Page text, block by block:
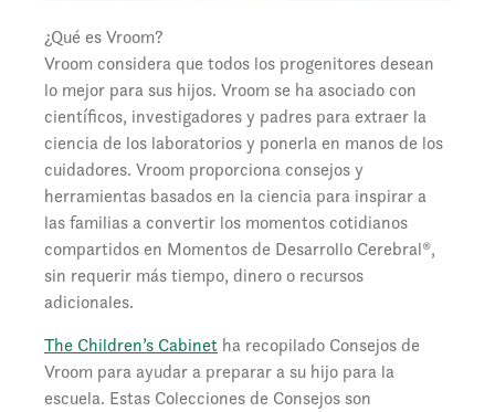
¿Qué es Vroom?
Vroom considera que todos los progenitores desean
lo mejor para sus hijos. Vroom se ha asociado con
científicos, investigadores y padres para extraer la
ciencia de los laboratorios y ponerla en manos de los
cuidadores. Vroom proporciona consejos y
herramientas basados en la ciencia para inspirar a
las familias a convertir los momentos cotidianos
compartidos en Momentos de Desarrollo Cerebral®,
sin requerir más tiempo, dinero o recursos
adicionales.
The Children’s Cabinet ha recopilado Consejos de
Vroom para ayudar a preparar a su hijo para la
escuela. Estas Colecciones de Consejos son